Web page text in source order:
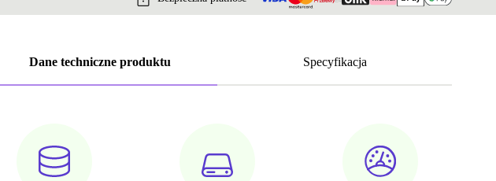
Dane techniczne produktu Specyfikacja